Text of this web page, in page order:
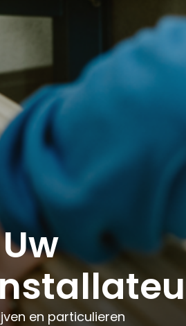
Uw
en particulieren
Uw
en particulieren
Uw
en particulieren